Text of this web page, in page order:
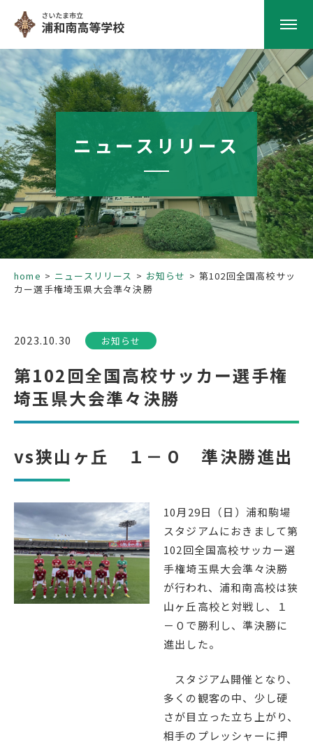
HOME
学校紹介
南高の教育
学校生活
部活動
受検生の方へ
年間スケジュール
学校パンフレット
教科ガイド
校長室より
保健室より
図書室より
事務室より
保護者の方へ
本校のPTA活動
地域の皆様へ
同窓会
教育関係者の方へ
各種証明書発行
お問い合わせ
プライバシーポリシー
ニュースリリース
home ニュースリリース お知らせ
第102回全国高校サッ
カー選手権埼玉県大会準々決勝
2023.10.30 お知らせ
第102回全国高校サッカー選手権
埼玉県大会準々決勝
vs狭山ヶ丘 １－０ 準決勝進出
10月29日（日）浦和駒場
スタジアムにおきまして第
102回全国高校サッカー選
手権埼玉県大会準々決勝
が行われ、浦和南高校は狭
山ヶ丘高校と対戦し、１
－０で勝利し、準決勝に
進出した。
スタジアム開催となり、
多くの観客の中、少し硬
さが目立った立ち上がり、
相手のプレッシャーに押